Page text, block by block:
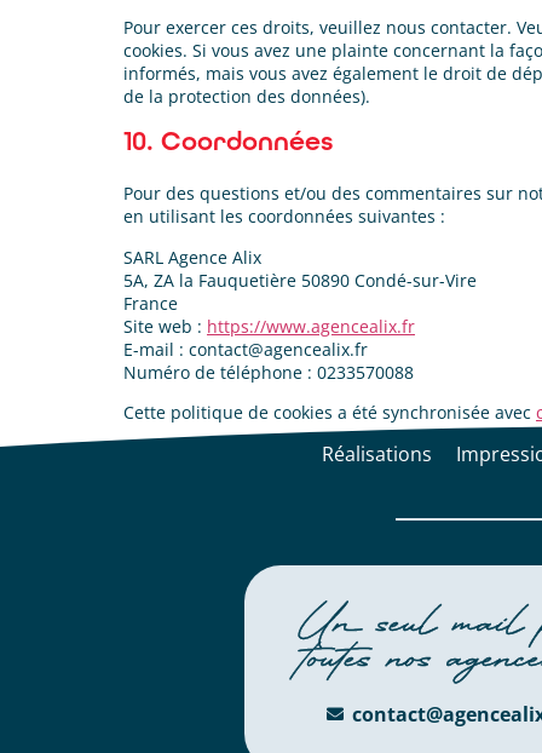
Pour exercer ces droits, veuillez nous contacter.
cookies. Si vous avez une plainte concernant la
informés, mais vous avez également le droit de
de la protection des données).
10. Coordonnées
Pour des questions et/ou des commentaires sur
en utilisant les coordonnées suivantes :
SARL Agence Alix
5A, ZA la Fauquetière 50890 Condé-sur-Vire
France
Site web : https://www.agencealix.fr
E-mail : contact@agencealix.fr
Numéro de téléphone : 0233570088
Cette politique de cookies a été synchronisée avec
Réalisations
Un seul mail
toutes nos